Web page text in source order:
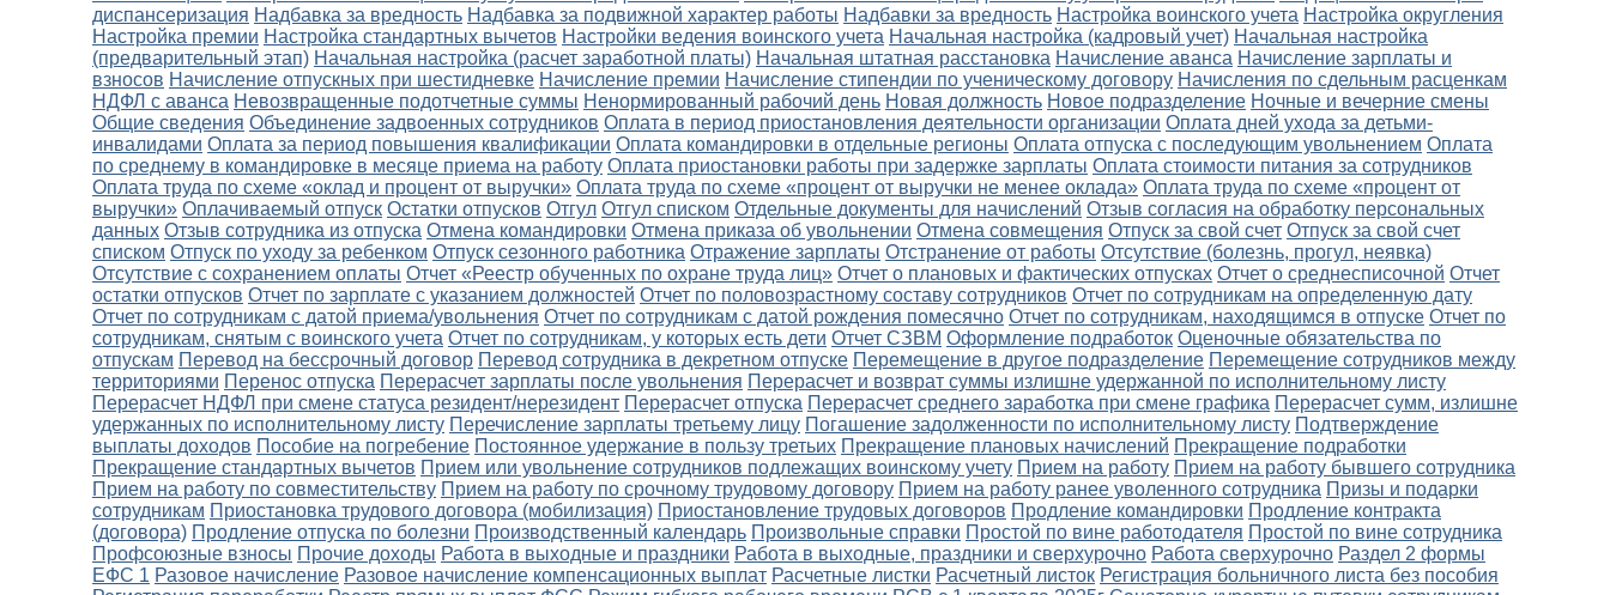
диспансеризация Надбавка за вредность Надбавка за подвижной характер работы Надбавки за вредность Настройка воинского учета Настройка округления
Настройка премии Настройка стандартных вычетов Настройки ведения воинского учета Начальная настройка (кадровый учет) Начальная настройка
(предварительный этап) Начальная настройка (расчет заработной платы) Начальная штатная расстановка Начисление аванса Начисление зарплаты и
взносов Начисление отпускных при шестидневке Начисление премии Начисление стипендии по ученическому договору Начисления по сдельным расценкам
НДФЛ с аванса Невозвращенные подотчетные суммы Ненормированный рабочий день Новая должность Новое подразделение Ночные и вечерние смены
Общие сведения Объединение задвоенных сотрудников Оплата в период приостановления деятельности организации Оплата дней ухода за детьми-
инвалидами Оплата за период повышения квалификации Оплата командировки в отдельные регионы Оплата отпуска с последующим увольнением Оплата
по среднему в командировке в месяце приема на работу Оплата приостановки работы при задержке зарплаты Оплата стоимости питания за сотрудников
Оплата труда по схеме «оклад и процент от выручки» Оплата труда по схеме «процент от выручки не менее оклада» Оплата труда по схеме «процент от
выручки» Оплачиваемый отпуск Остатки отпусков Отгул Отгул списком Отдельные документы для начислений Отзыв согласия на обработку персональных
данных Отзыв сотрудника из отпуска Отмена командировки Отмена приказа об увольнении Отмена совмещения Отпуск за свой счет Отпуск за свой счет
списком Отпуск по уходу за ребенком Отпуск сезонного работника Отражение зарплаты Отстранение от работы Отсутствие (болезнь, прогул, неявка)
Отсутствие с сохранением оплаты Отчет «Реестр обученных по охране труда лиц» Отчет о плановых и фактических отпусках Отчет о среднесписочной Отчет
остатки отпусков Отчет по зарплате с указанием должностей Отчет по половозрастному составу сотрудников Отчет по сотрудникам на определенную дату
Отчет по сотрудникам с датой приема/увольнения Отчет по сотрудникам с датой рождения помесячно Отчет по сотрудникам, находящимся в отпуске Отчет по
сотрудникам, снятым с воинского учета Отчет по сотрудникам, у которых есть дети Отчет СЗВМ Оформление подработок Оценочные обязательства по
отпускам Перевод на бессрочный договор Перевод сотрудника в декретном отпуске Перемещение в другое подразделение Перемещение сотрудников между
территориями Перенос отпуска Перерасчет зарплаты после увольнения Перерасчет и возврат суммы излишне удержанной по исполнительному листу
Перерасчет НДФЛ при смене статуса резидент/нерезидент Перерасчет отпуска Перерасчет среднего заработка при смене графика Перерасчет сумм, излишне
удержанных по исполнительному листу Перечисление зарплаты третьему лицу Погашение задолженности по исполнительному листу Подтверждение
выплаты доходов Пособие на погребение Постоянное удержание в пользу третьих Прекращение плановых начислений Прекращение подработки
Прекращение стандартных вычетов Прием или увольнение сотрудников подлежащих воинскому учету Прием на работу Прием на работу бывшего сотрудника
Прием на работу по совместительству Прием на работу по срочному трудовому договору Прием на работу ранее уволенного сотрудника Призы и подарки
сотрудникам Приостановка трудового договора (мобилизация) Приостановление трудовых договоров Продление командировки Продление контракта
(договора) Продление отпуска по болезни Производственный календарь Произвольные справки Простой по вине работодателя Простой по вине сотрудника
Профсоюзные взносы Прочие доходы Работа в выходные и праздники Работа в выходные, праздники и сверхурочно Работа сверхурочно Раздел 2 формы
ЕФС 1 Разовое начисление Разовое начисление компенсационных выплат Расчетные листки Расчетный листок Регистрация больничного листа без пособия